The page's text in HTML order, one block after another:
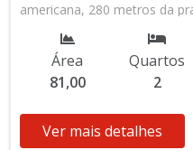
americana, 280 metros da
Área
81,00
Quartos
2
Ver mais detalhes